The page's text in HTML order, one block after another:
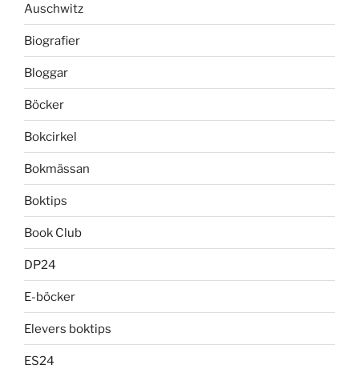
Auschwitz
Biografier
Bloggar
Böcker
Bokcirkel
Bokmässan
Boktips
Book Club
DP24
E-böcker
Elevers boktips
ES24